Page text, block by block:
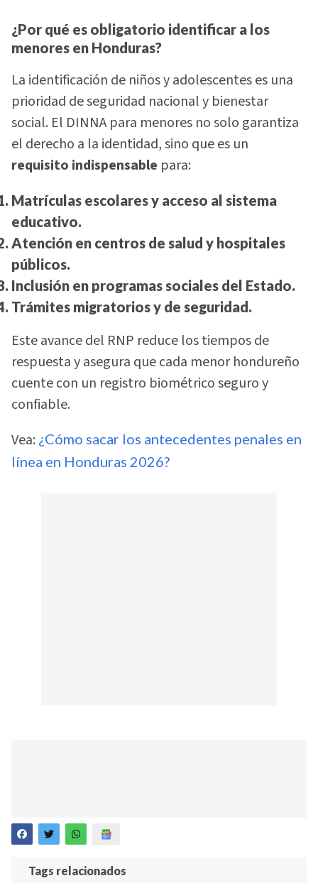
¿Por qué es obligatorio identificar a los
menores en Honduras?
La identificación de niños y adolescentes es una
prioridad de seguridad nacional y bienestar
social. El DINNA para menores no solo garantiza
el derecho a la identidad, sino que es un
requisito indispensable para:
Matrículas escolares y acceso al sistema
educativo.
Atención en centros de salud y hospitales
públicos.
Inclusión en programas sociales del Estado.
Trámites migratorios y de seguridad.
Este avance del RNP reduce los tiempos de
respuesta y asegura que cada menor hondureño
cuente con un registro biométrico seguro y
confiable.
Vea: ¿Cómo sacar los antecedentes penales en
línea en Honduras 2026?
Tags relacionados